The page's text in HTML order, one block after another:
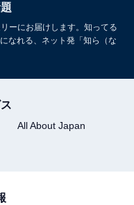
ーにお届けします。知ってる
なれる、ネット発「知ら（な
All About Japan